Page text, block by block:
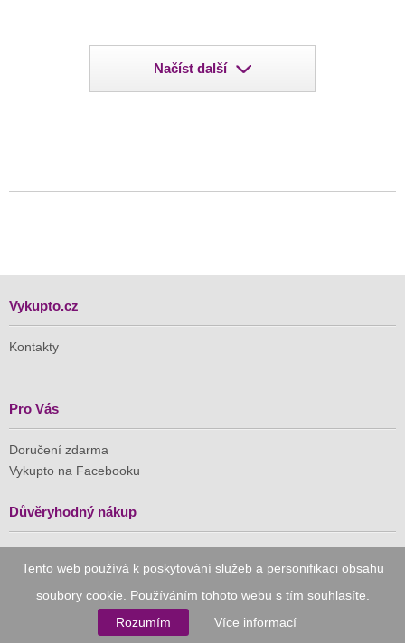
Tento web používá k poskytování služeb a personifikaci obsahu
soubory cookie. Používáním tohoto webu s tím souhlasíte.
Rozumím
Více informací
Načíst další
Vykupto.cz
Kontakty
Pro Vás
Doručení zdarma
Vykupto na Facebooku
Důvěryhodný nákup
komerci (APEK)